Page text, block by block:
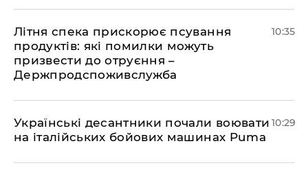
Літня спека прискорює псування
продуктів: які помилки можуть
призвести до отруєння –
Держпродспоживслужба
10:35
Українські десантники почали воювати
на італійських бойових машинах Puma
10:29